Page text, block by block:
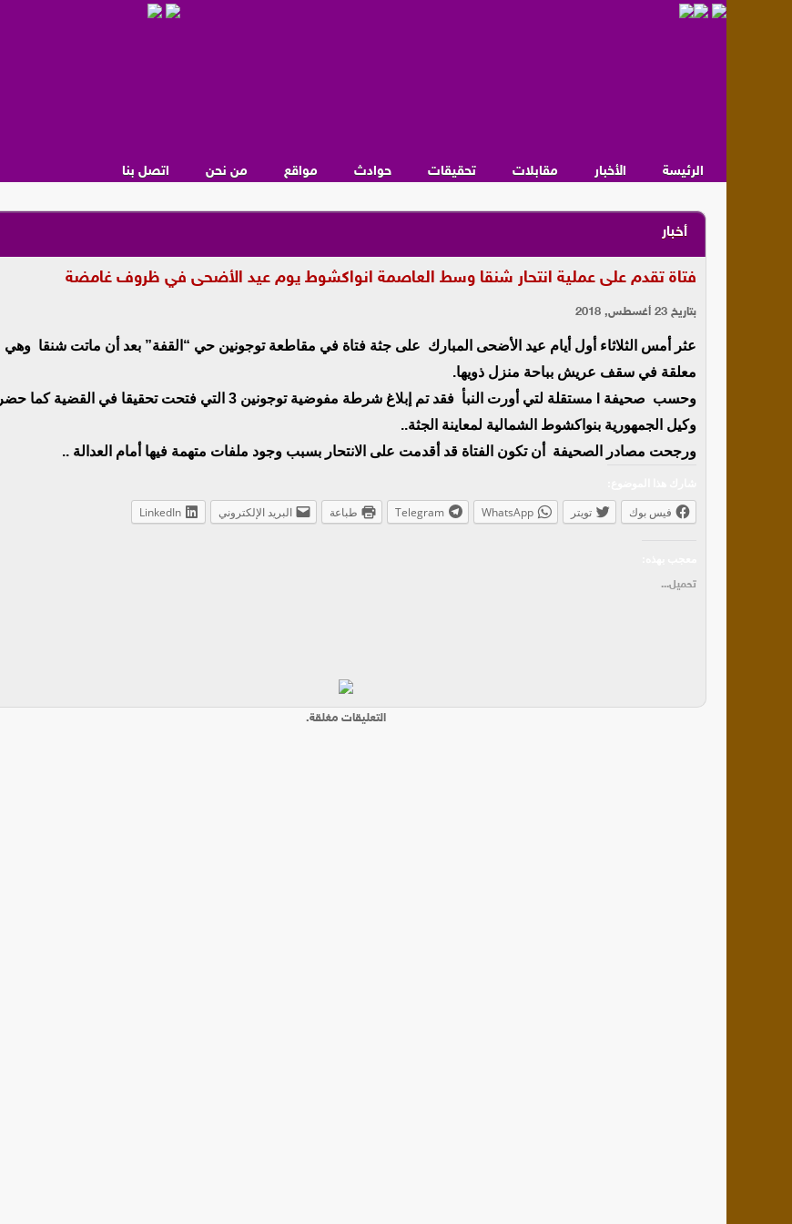
الرئيسة الأخبار مقابلات تحقيقات حوادث مواقع من نحن اتصل بنا
أخبار
فتاة تقدم على عملية انتحار شنقا وسط العاصمة انواكشوط يوم عيد الأضحى في ظروف غامضة
بتاريخ 23 أغسطس, 2018
عثر أمس الثلاثاء أول أيام عيد الأضحى المبارك على جثة فتاة في مقاطعة توجونين حي “القفة” بعد أن ماتت شنقا وهي
معلقة في سقف عريش بباحة منزل ذويها.
وحسب صحيفة l مستقلة لتي أورت النبأ فقد تم إبلاغ شرطة مفوضية توجونين 3 التي فتحت تحقيقا في القضية كما حضر
وكيل الجمهورية بنواكشوط الشمالية لمعاينة الجثة..
ورجحت مصادر الصحيفة أن تكون الفتاة قد أقدمت على الانتحار بسبب وجود ملفات متهمة فيها أمام العدالة ..
فيس بوك تويتر WhatsApp
Telegram طباعة البريد الإلكتروني LinkedIn
تحميل...
التعليقات مغلقة.